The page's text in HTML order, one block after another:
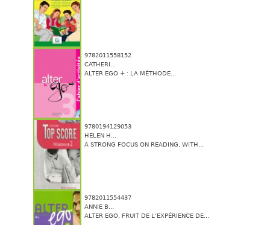
9782011558152
CATHERI...
ALTER EGO + : LA MÉTHODE...
9780194129053
HELEN H...
A STRONG FOCUS ON READING, WITH...
9782011554437
ANNIE B...
ALTER EGO, FRUIT DE L’EXPÉRIENCE DE...